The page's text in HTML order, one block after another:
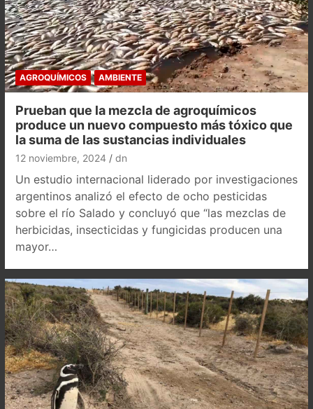
AGROQUÍMICOS AMBIENTE
Prueban que la mezcla de agroquímicos
produce un nuevo compuesto más tóxico que
la suma de las sustancias individuales
12 noviembre, 2024 dn
Un estudio internacional liderado por investigaciones
argentinos analizó el efecto de ocho pesticidas
sobre el río Salado y concluyó que “las mezclas de
herbicidas, insecticidas y fungicidas producen una
mayor…